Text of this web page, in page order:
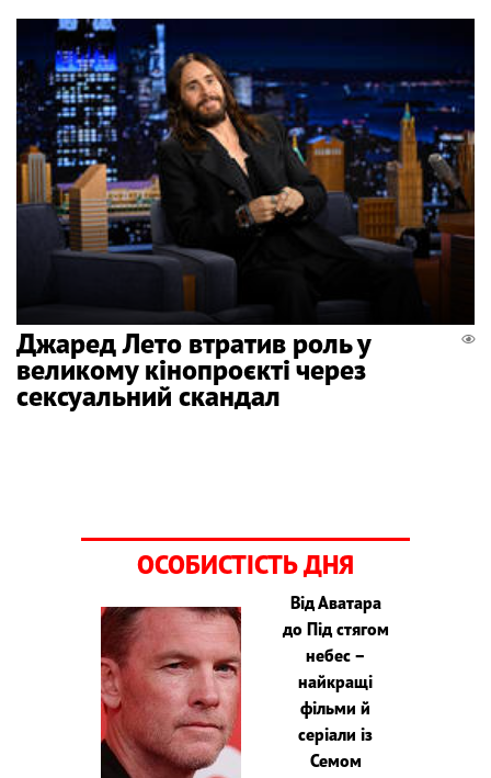
Джаред Лето втратив роль у
великому кінопроєкті через
сексуальний скандал
ОСОБИСТІСТЬ ДНЯ
Від Аватара
до Під стягом
небес –
найкращі
фільми й
серіали із
Семом